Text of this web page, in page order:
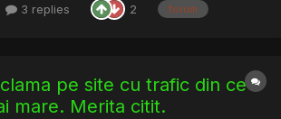
3 replies 2 forum
pe site cu trafic din ce
mare. Merita citit.